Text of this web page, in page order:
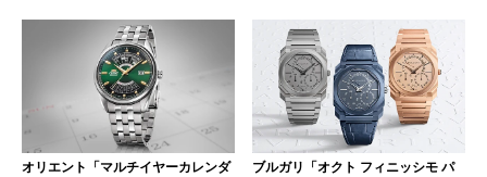
オリエント「マルチイヤーカレンダ
ブルガリ「オクト フィニッシモ パ